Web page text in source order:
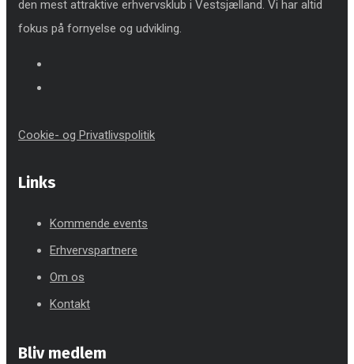
den mest attraktive erhvervsklub i Vestsjælland. Vi har altid
fokus på fornyelse og udvikling.
Cookie- og Privatlivspolitik
Links
Kommende events
Erhvervspartnere
Om os
Kontakt
Bliv medlem